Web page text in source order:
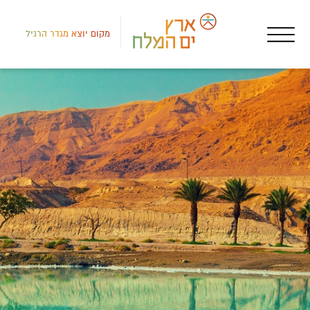
מקום יוצא מגדר הרגיל